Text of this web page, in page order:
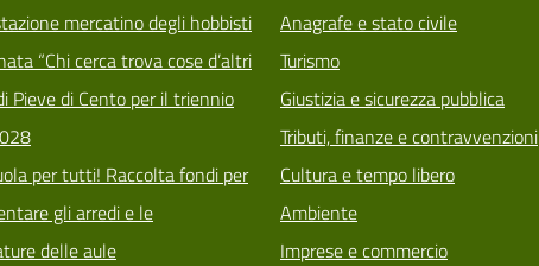
mercatino degli hobbisti
“Chi cerca trova cose d’altri
Pieve di Cento per il triennio
per tutti! Raccolta fondi per
gli arredi e le
delle aule
Anagrafe e stato civile
Turismo
Giustizia e sicurezza pubblica
Tributi, finanze e contravvenzioni
Cultura e tempo libero
Ambiente
Imprese e commercio